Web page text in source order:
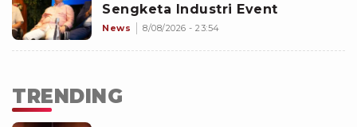
Sengketa Industri Event
News 8/08/2026 - 23:54
TRENDING